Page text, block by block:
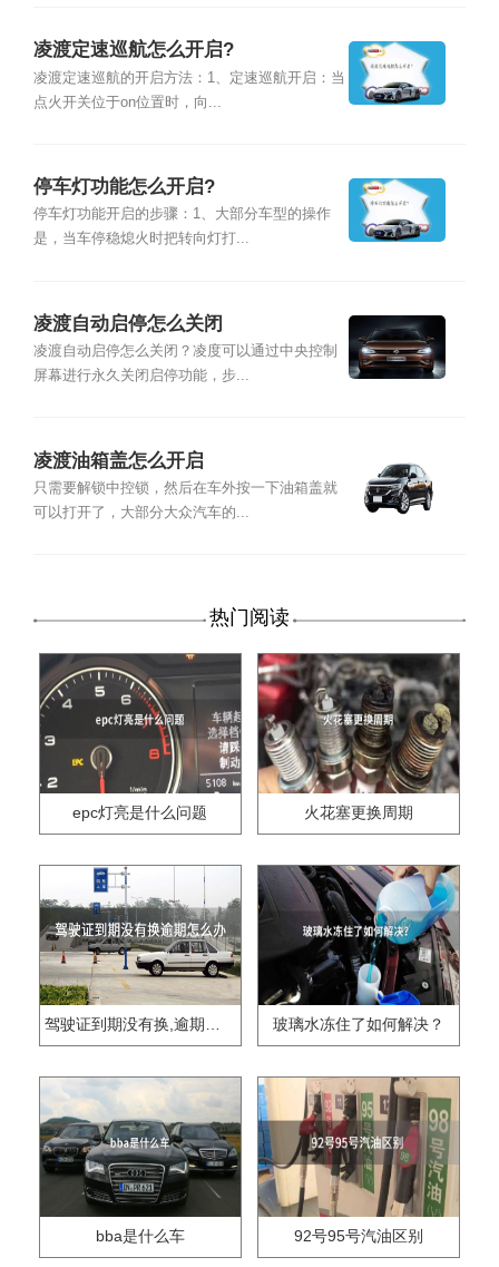
凌渡定速巡航怎么开启?
凌渡定速巡航的开启方法：1、定速巡航开启：当
点火开关位于on位置时，向...
停车灯功能怎么开启?
停车灯功能开启的步骤：1、大部分车型的操作
是，当车停稳熄火时把转向灯打...
凌渡自动启停怎么关闭
凌渡自动启停怎么关闭？凌度可以通过中央控制
屏幕进行永久关闭启停功能，步...
凌渡油箱盖怎么开启
只需要解锁中控锁，然后在车外按一下油箱盖就
可以打开了，大部分大众汽车的...
热门阅读
epc灯亮是什么问题 火花塞更换周期
驾驶证到期没有换,逾期怎么办?? 玻璃水冻住了如何解决？
bba是什么车 92号95号汽油区别